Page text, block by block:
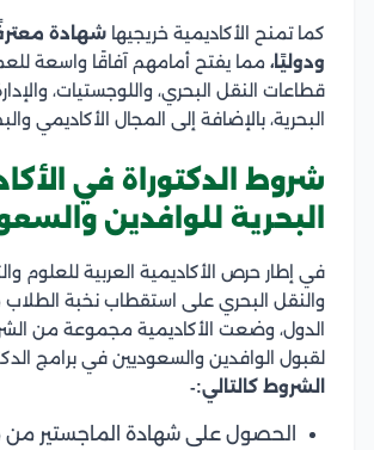
كما تمنح الأكاديمية خريجيها شهادة
ودوليًا، مما يفتح أمامهم آفاقًا واسعة
قطاعات النقل البحري، واللوجستيات،
البحرية، بالإضافة إلى المجال الأكاديمي
شروط الدكتوراة في
البحرية للوافدين
في إطار حرص الأكاديمية العربية للعلوم
والنقل البحري على استقطاب نخبة
الدول، وضعت الأكاديمية مجموعة من
لقبول الوافدين والسعوديين في برامج
الشروط كالتالي:-
الحصول على شهادة الماجستير